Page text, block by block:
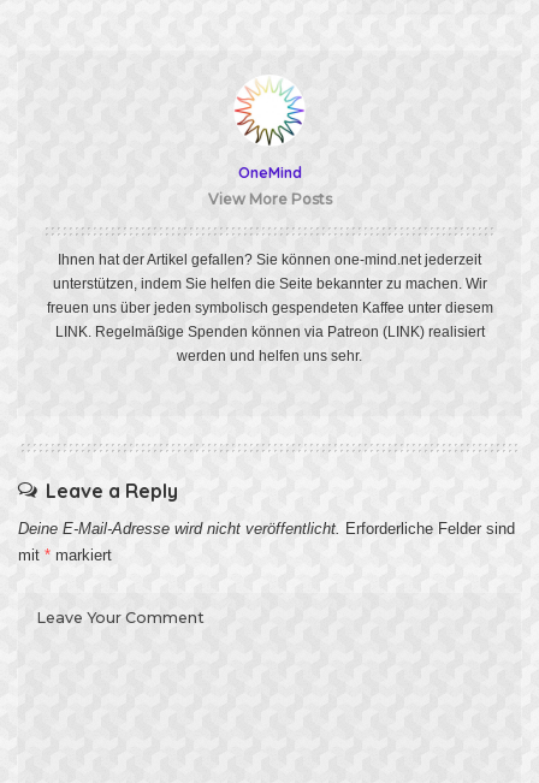
OneMind
View More Posts
Ihnen hat der Artikel gefallen? Sie können one-mind.net jederzeit
unterstützen, indem Sie helfen die Seite bekannter zu machen. Wir
freuen uns über jeden symbolisch gespendeten Kaffee unter diesem
LINK. Regelmäßige Spenden können via Patreon (LINK)realisiert
werden und helfen uns sehr.
Leave a Reply
Deine E-Mail-Adresse wird nicht veröffentlicht.
Erforderliche Felder sind
mit * markiert